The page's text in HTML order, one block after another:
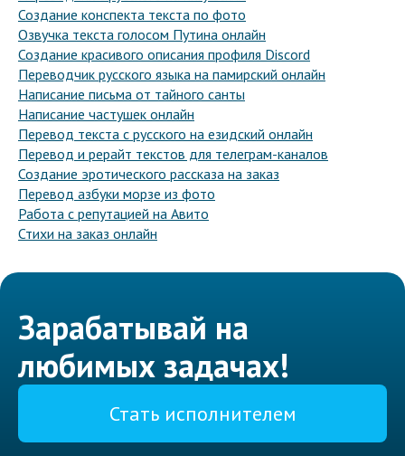
Создание конспекта текста по фото
Озвучка текста голосом Путина онлайн
Создание красивого описания профиля Discord
Переводчик русского языка на памирский онлайн
Написание письма от тайного санты
Написание частушек онлайн
Перевод текста с русского на езидский онлайн
Перевод и рерайт текстов для телеграм-каналов
Создание эротического рассказа на заказ
Перевод азбуки морзе из фото
Работа с репутацией на Авито
Стихи на заказ онлайн
Зарабатывай на
любимых задачах!
Стать исполнителем